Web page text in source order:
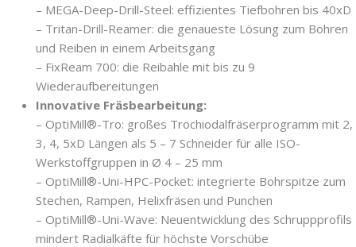
– MEGA-Deep-Drill-Steel: effizientes Tiefbohren bis 40xD
– Tritan-Drill-Reamer: die genaueste Lösung zum Bohren
und Reiben in einem Arbeitsgang
– FixReam 700: die Reibahle mit bis zu 9
Wiederaufbereitungen
Innovative Fräsbearbeitung:
– OptiMill®-Tro: großes Trochiodalfräserprogramm mit 2,
3, 4, 5xD Längen als 5 – 7 Schneider für alle ISO-
Werkstoffgruppen in Ø 4 – 25 mm
– OptiMill®-Uni-HPC-Pocket: integrierte Bohrspitze zum
Stechen, Rampen, Helixfräsen und Punchen
– OptiMill®-Uni-Wave: Neuentwicklung des Schruppprofils
mindert Radialkäfte für höchste Vorschübe